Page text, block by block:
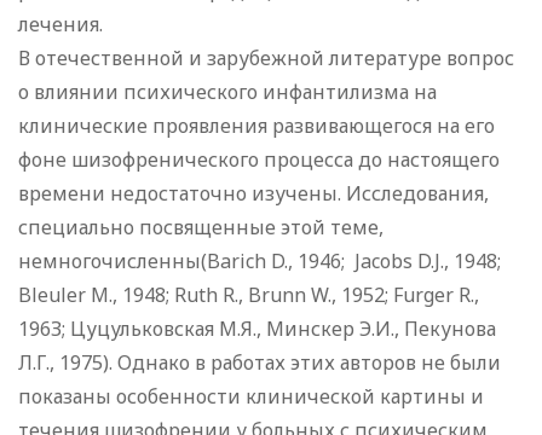
лечения.
В отечественной и зарубежной литературе вопрос
о влиянии психического инфантилизма на
клинические проявления развивающегося на его
фоне шизофренического процесса до настоящего
времени недостаточно изучены. Исследования,
специально посвященные этой теме,
немногочисленны(Barich D., 1946; Jacobs D.J., 1948;
Bleuler M., 1948; Ruth R., Brunn W., 1952; Furger R.,
196З; Цуцульковская М.Я., Минскер Э.И., Пекунова
Л.Г., 1975). Однако в работах этих авторов не были
показаны особенности клинической картины и